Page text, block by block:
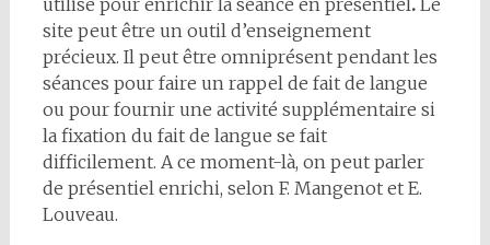
utilisé pour enrichir la séance en présentiel. Le
site peut être un outil d’enseignement
précieux. Il peut être omniprésent pendant les
séances pour faire un rappel de fait de langue
ou pour fournir une activité supplémentaire si
la fixation du fait de langue se fait
difficilement. A ce moment-là, on peut parler
de présentiel enrichi, selon F. Mangenot et E.
Louveau.